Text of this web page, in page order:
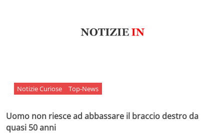
Notizie Curiose Top-News
Uomo non riesce ad abbassare il braccio destro da
quasi 50 anni